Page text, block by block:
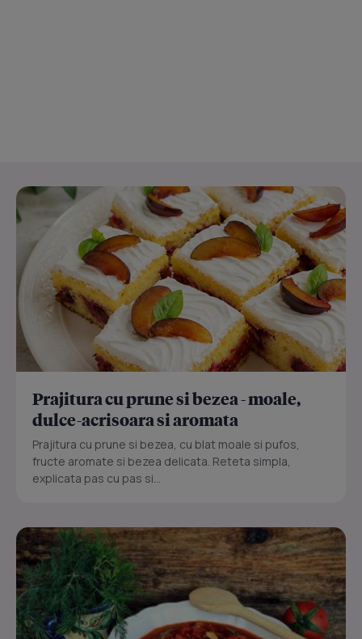
Prajitura cu prune si bezea - moale,
dulce-acrisoara si aromata
Prajitura cu prune si bezea, cu blat moale si pufos,
fructe aromate si bezea delicata. Reteta simpla,
explicata pas cu pas si...